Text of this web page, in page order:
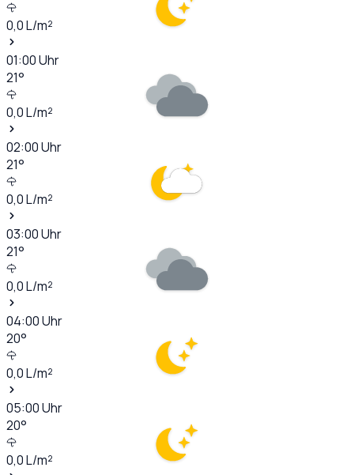
0,0L/m²
01:00Uhr
21°
0,0L/m²
02:00Uhr
21°
0,0L/m²
03:00Uhr
21°
0,0L/m²
04:00Uhr
20°
0,0L/m²
05:00Uhr
20°
0,0L/m²